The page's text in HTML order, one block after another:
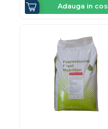
Adauga in cos